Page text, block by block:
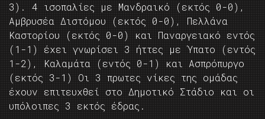
3). 4 ισοπαλίες με Μανδραικό (εκτός 0-0),
Αμβρυσέα Διστόμου (εκτός 0-0), Πελλάνα
Καστορίου (εκτός 0-0) και Παναργειακό εντός
(1-1) έχει γνωρίσει 3 ήττες με Ύπατο (εντός
1-2), Καλαμάτα (εντός 0-1) και Ασπρόπυργο
(εκτός 3-1) Οι 3 πρωτες νίκες της ομάδας
έχουν επιτευχθεί στο Δημοτικό Στάδιο και οι
υπόλοιπες 3 εκτός έδρας.